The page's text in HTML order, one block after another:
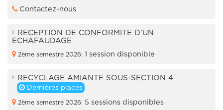
Contactez-nous
RECEPTION DE CONFORMITE D'UN
ECHAFAUDAGE
2ème semestre 2026: 1 session disponible
RECYCLAGE AMIANTE SOUS-SECTION 4
Dernières places
2ème semestre 2026: 5 sessions disponibles